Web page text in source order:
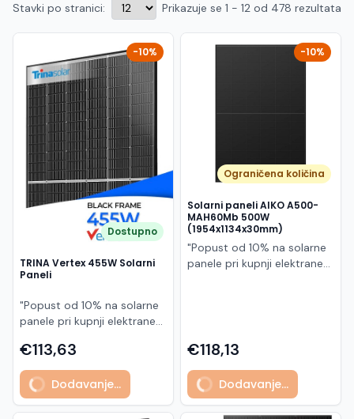
Hrvatski EN
Crnogorski
MK Македонски
Stavki po stranici: Prikazuje se 1 - 12 od 478 rezultata
-10%
Dostupno
TRINA Vertex 455W Solarni
Paneli
"Popust od 10% na solarne
panele pri kupnji elektrane
Model TSM-455NEG9R.28
predstavlja napredni
glass/glass N-type solarni
modul s visokom
učinkovitošću, dugim
€113,63
Dodavanje...
-10%
Ograničena količina
Solarni paneli AIKO A500-
MAH60Mb 500W
(1954x1134x30mm)
"Popust od 10% na solarne
panele pri kupnji elektrane
500 W iz Neostar 2S serije,
baziran na naprednoj N-
type ABC (All Back Contact)
tehnologiji. Ovaj panel je
namijenjen za moderne
€118,13
Dodavanje...